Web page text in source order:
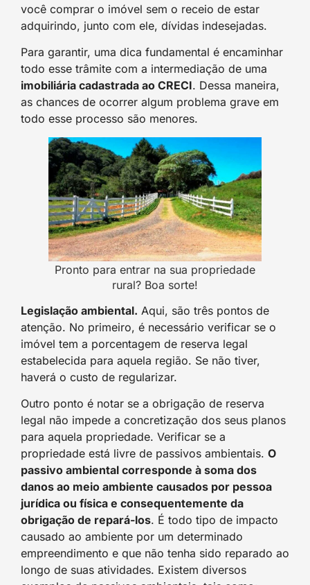
você comprar o imóvel sem o receio de estar
adquirindo, junto com ele, dívidas indesejadas.
Para garantir, uma dica fundamental é encaminhar
todo esse trâmite com a intermediação de uma
imobiliária cadastrada ao CRECI. Dessa maneira,
as chances de ocorrer algum problema grave em
todo esse processo são menores.
Pronto para entrar na sua propriedade
rural? Boa sorte!
Legislação ambiental. Aqui, são três pontos de
atenção. No primeiro, é necessário verificar se o
imóvel tem a porcentagem de reserva legal
estabelecida para aquela região. Se não tiver,
haverá o custo de regularizar.
Outro ponto é notar se a obrigação de reserva
legal não impede a concretização dos seus planos
para aquela propriedade. Verificar se a
propriedade está livre de passivos ambientais. O
passivo ambiental corresponde à soma dos
danos ao meio ambiente causados por pessoa
jurídica ou física e consequentemente da
obrigação de repará-los. É todo tipo de impacto
causado ao ambiente por um determinado
empreendimento e que não tenha sido reparado ao
longo de suas atividades. Existem diversos